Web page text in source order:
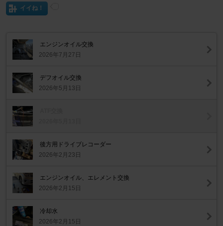
イイね！
エンジンオイル交換
2026年7月27日
デフオイル交換
2026年5月13日
後方用ドライブレコーダー
2026年2月23日
エンジンオイル、エレメント交換
2026年2月15日
冷却水
2026年2月15日